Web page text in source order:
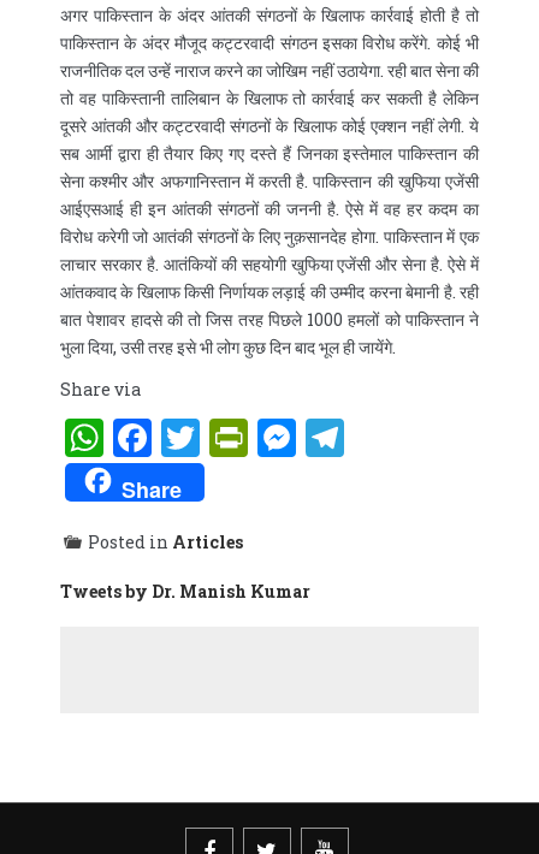
अगर पाकिस्तान के अंदर आंतकी संगठनों के खिलाफ कार्रवाई होती है तो
पाकिस्तान के अंदर मौजूद कट्टरवादी संगठन इसका विरोध करेंगे. कोई भी
राजनीतिक दल उन्हें नाराज करने का जोखिम नहीं उठायेगा. रही बात सेना की
तो वह पाकिस्तानी तालिबान के खिलाफ तो कार्रवाई कर सकती है लेकिन
दूसरे आंतकी और कट्टरवादी संगठनों के खिलाफ कोई एक्शन नहीं लेगी. ये
सब आर्मी द्वारा ही तैयार किए गए दस्ते हैं जिनका इस्तेमाल पाकिस्तान की
सेना कश्मीर और अफगानिस्तान में करती है. पाकिस्तान की खुफिया एजेंसी
आईएसआई ही इन आंतकी संगठनों की जननी है. ऐसे में वह हर कदम का
विरोध करेगी जो आतंकी संगठनों के लिए नुक़सानदेह होगा. पाकिस्तान में एक
लाचार सरकार है. आतंकियों की सहयोगी खुफिया एजेंसी और सेना है. ऐसे में
आंतकवाद के खिलाफ किसी निर्णायक लड़ाई की उम्मीद करना बेमानी है. रही
बात पेशावर हादसे की तो जिस तरह पिछले 1000 हमलों को पाकिस्तान ने
भुला दिया, उसी तरह इसे भी लोग कुछ दिन बाद भूल ही जायेंगे.
Share via
WhatsApp
Facebook
Twitter
PrintFriendly
Messenger
Share
Posted in Articles
Tweets by Dr. Manish Kumar